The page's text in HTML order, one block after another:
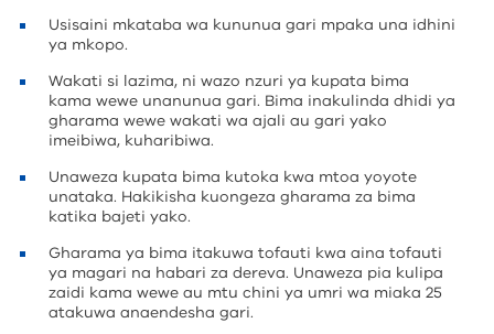
Usisaini mkataba wa kununua gari mpaka una idhini
ya mkopo.
Wakati si lazima, ni wazo nzuri ya kupata bima
kama wewe unanunua gari. Bima inakulinda dhidi ya
gharama wewe wakati wa ajali au gari yako
imeibiwa, kuharibiwa.
Unaweza kupata bima kutoka kwa mtoa yoyote
unataka. Hakikisha kuongeza gharama za bima
katika bajeti yako.
Gharama ya bima itakuwa tofauti kwa aina tofauti
ya magari na habari za dereva. Unaweza pia kulipa
zaidi kama wewe au mtu chini ya umri wa miaka 25
atakuwa anaendesha gari.